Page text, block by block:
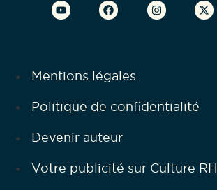
Mentions légales
Politique de confidentialité
Devenir auteur
Votre publicité sur Culture RH